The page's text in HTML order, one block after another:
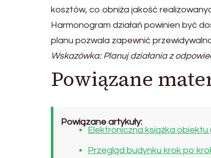
kosztów, co obniża jakość
Harmonogram działań powinien być
planu pozwala zapewnić
Wskazówka: Planuj działania z
Powiązane
Powiązane artykuły:
Elektroniczna książka obiektu
Przegląd budynku krok po